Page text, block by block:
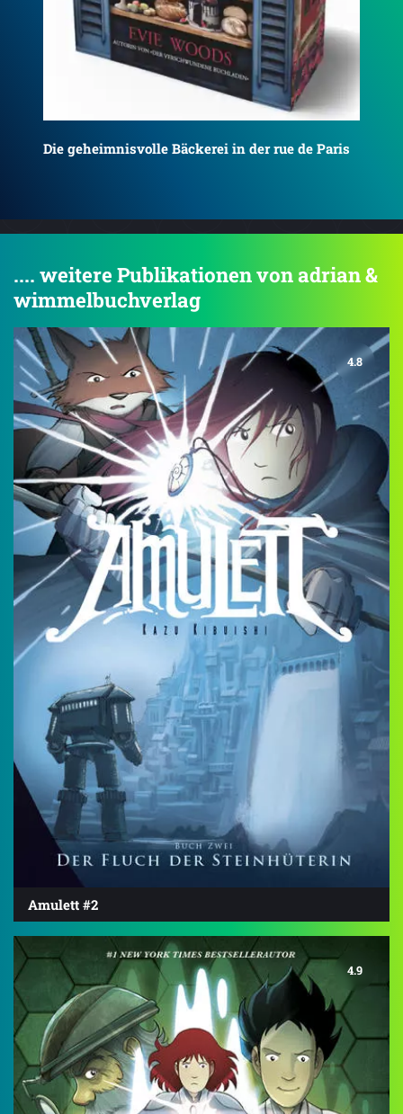
.... weitere Publikationen von adrian &
wimmelbuchverlag
4.8
Amulett #2
4.9